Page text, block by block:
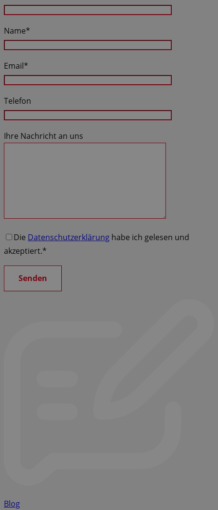
Name*
Email*
Telefon
Ihre Nachricht an uns
Die Datenschutzerklärung habe ich gelesen und
akzeptiert.*
Blog